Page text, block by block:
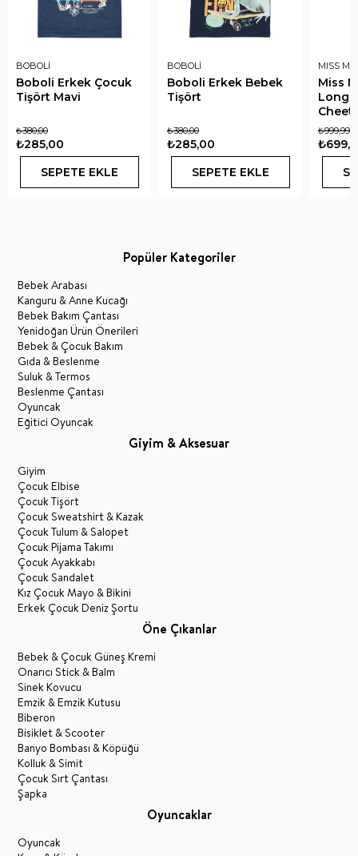
BOBOLİ
Boboli Erkek Çocuk
Tişört Mavi
₺285,00
₺380,00
SEPETE EKLE
BOBOLİ
Boboli Erkek Bebek
Tişört
₺285,00
₺380,00
SEPETE EKLE
MISS
Miss
Long
₺999,99
Popüler Kategoriler
Bebek Arabası
Kanguru & Anne Kucağı
Bebek Bakım Çantası
Yenidoğan Ürün Önerileri
Bebek & Çocuk Bakım
Gıda & Beslenme
Suluk & Termos
Beslenme Çantası
Oyuncak
Eğitici Oyuncak
Giyim & Aksesuar
Giyim
Çocuk Elbise
Çocuk Tişört
Çocuk Sweatshirt & Kazak
Çocuk Tulum & Salopet
Çocuk Pijama Takımı
Çocuk Ayakkabı
Çocuk Sandalet
Kız Çocuk Mayo & Bikini
Erkek Çocuk Deniz Şortu
Öne Çıkanlar
Bebek & Çocuk Güneş Kremi
Onarıcı Stick & Balm
Sinek Kovucu
Emzik & Emzik Kutusu
Biberon
Bisiklet & Scooter
Banyo Bombası & Köpüğü
Kolluk & Simit
Çocuk Sırt Çantası
Şapka
Oyuncaklar
Oyuncak